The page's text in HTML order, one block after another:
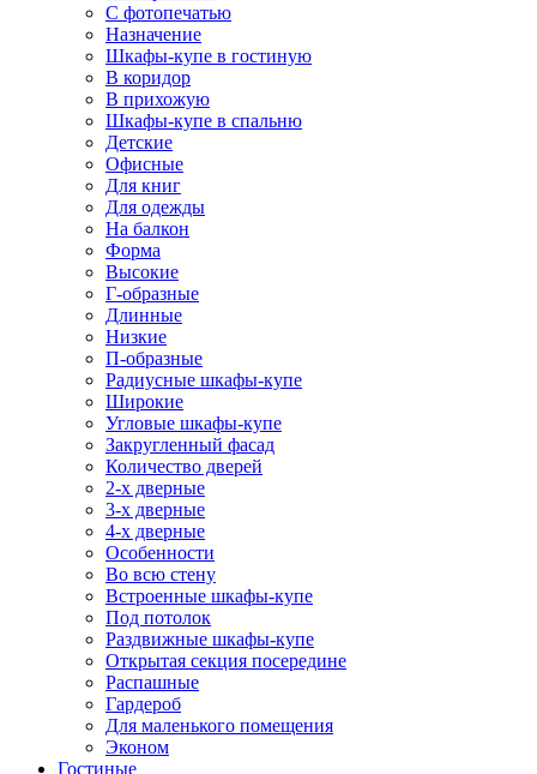
С фотопечатью
Назначение
Шкафы-купе в гостиную
В коридор
В прихожую
Шкафы-купе в спальню
Детские
Офисные
Для книг
Для одежды
На балкон
Форма
Высокие
Г-образные
Длинные
Низкие
П-образные
Радиусные шкафы-купе
Широкие
Угловые шкафы-купе
Закругленный фасад
Количество дверей
2-х дверные
3-х дверные
4-х дверные
Особенности
Во всю стену
Встроенные шкафы-купе
Под потолок
Раздвижные шкафы-купе
Открытая секция посередине
Распашные
Гардероб
Для маленького помещения
Эконом
Гостиные